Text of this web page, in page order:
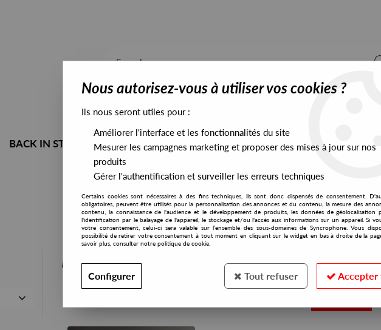
BACK IN STOCK ALL STOCK EXCLUSIVES PRESALES EXCLUSIVES
PRESALES EXCLUSIVES
Nous autorisez-vous à utiliser vos cookies ?
Ils nous seront utiles pour :
Améliorer l'interface et les fonctionnalités du site
Mesurer les campagnes marketing et proposer des mises à jour sur nos
produits
Gérer l'authentification et surveiller les erreurs techniques
Certains cookies sont nécessaires à des fins techniques, ils sont donc dispensés de consentement.
obligatoires, peuvent être utilisés pour la personnalisation des annonces et du contenu, la mesure des
contenu, la connaissance de l'audience et le développement de produits, les données de géolocalisation
l'identification par le balayage de l'appareil, le stockage et/ou l'accès aux informations sur un appareil. Si
votre consentement, celui-ci sera valable sur l’ensemble des sous-domaines de Syncrophone. Vous
possibilité de retirer votre consentement à tout moment en cliquant sur le widget en bas à droite de la
savoir plus, consulter notre politique de cookie.
Configurer Tout refuser Accepter